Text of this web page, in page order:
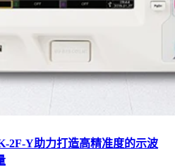
2F-Y助力打造高精准度的示波